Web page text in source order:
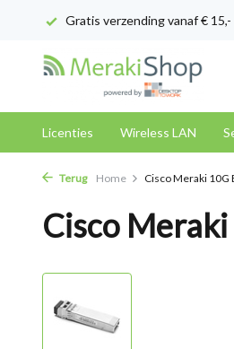
Gratis verzending vanaf € 15,-
Licenties Wireless LAN
Terug Home Cisco Meraki 10G
Cisco